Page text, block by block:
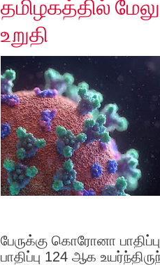
உறுதி
பேருக்கு கொரோனா
பாதிப்பு 124 ஆக